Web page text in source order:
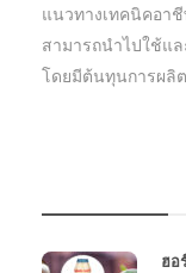
แนวทางเทคนิคอา
สามารถนำไปใช้แ
โดยมีต้นทุนการผลิ
ฮอ